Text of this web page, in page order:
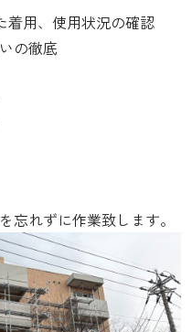
着用、使用状況の確認
の徹底
忘れずに作業致します。